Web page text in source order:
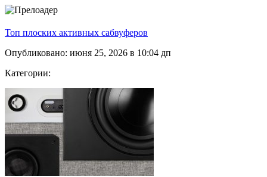
Топ плоских активных сабвуферов
Опубликовано: июня 25, 2026 в 10:04 дп
Категории: